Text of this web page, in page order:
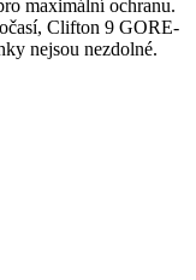
maximální ochranu.
Clifton 9 GORE-
nejsou nezdolné.